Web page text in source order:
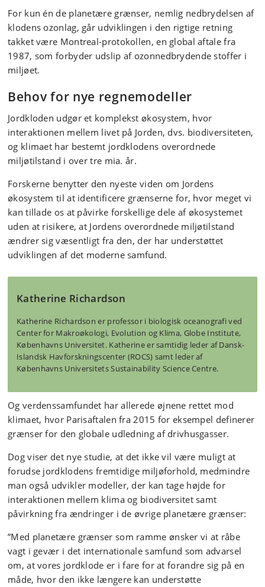
For kun én de planetære grænser, nemlig nedbrydelsen af
klodens ozonlag, går udviklingen i den rigtige retning
takket være Montreal-protokollen, en global aftale fra
1987, som forbyder udslip af ozonnedbrydende stoffer i
miljøet.
Behov for nye regnemodeller
Jordkloden udgør et komplekst økosystem, hvor
interaktionen mellem livet på Jorden, dvs. biodiversiteten,
og klimaet har bestemt jordklodens overordnede
miljøtilstand i over tre mia. år.
Forskerne benytter den nyeste viden om Jordens
økosystem til at identificere grænserne for, hvor meget vi
kan tillade os at påvirke forskellige dele af økosystemet
uden at risikere, at Jordens overordnede miljøtilstand
ændrer sig væsentligt fra den, der har understøttet
udviklingen af det moderne samfund.
Katherine Richardson
Katherine Richardson er professor i biologisk oceanografi ved
Center for Makroøkologi, Evolution og Klima, Globe Institute,
Københavns Universitet. Katherine er samtidig leder af Dansk-
Islandsk Havforskningscenter (ROCS) samt leder af
Københavns Universitets Sustainability Science Centre.
Og verdenssamfundet har allerede øjnene rettet mod
klimaet, hvor Parisaftalen fra 2015 for eksempel definerer
grænser for den globale udledning af drivhusgasser.
Dog viser det nye studie, at det ikke vil være muligt at
forudse jordklodens fremtidige miljøforhold, medmindre
man også udvikler modeller, der kan tage højde for
interaktionen mellem klima og biodiversitet samt
påvirkning fra ændringer i de øvrige planetære grænser:
”Med planetære grænser som ramme ønsker vi at råbe
vagt i gevær i det internationale samfund som advarsel
om, at vores jordklode er i fare for at forandre sig på en
måde, hvor den ikke længere kan understøtte